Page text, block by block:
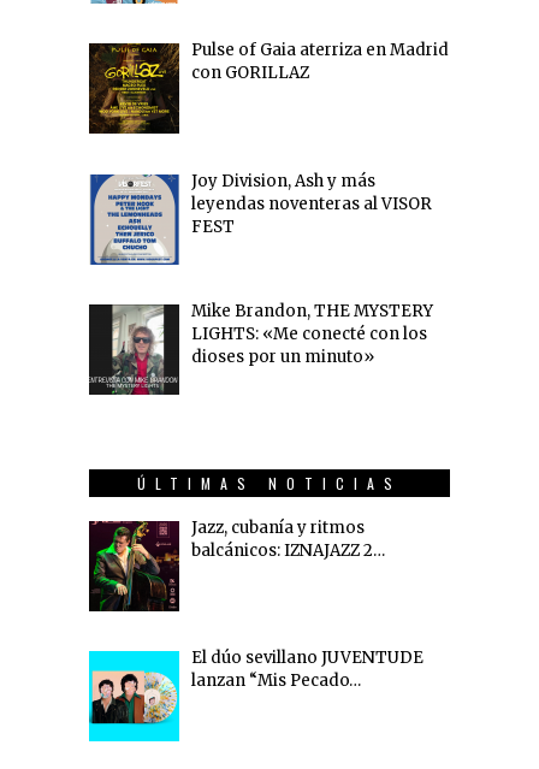
Pulse of Gaia aterriza en Madrid
con GORILLAZ
Joy Division, Ash y más
leyendas noventeras al VISOR
FEST
Mike Brandon, THE MYSTERY
LIGHTS: «Me conecté con los
dioses por un minuto»
ÚLTIMAS NOTICIAS
Jazz, cubanía y ritmos
balcánicos: IZNAJAZZ 2…
El dúo sevillano JUVENTUDE
lanzan “Mis Pecado…